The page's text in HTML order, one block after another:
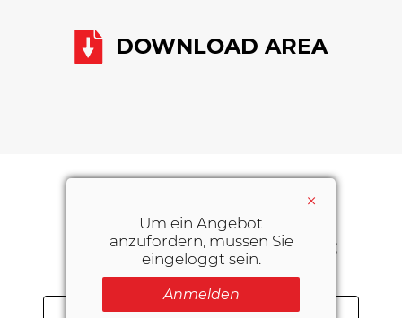
×
Um ein Angebot
anzufordern, müssen Sie
eingeloggt sein.
Anmelden
DOWNLOAD AREA
SIE KÖNNTEN AUCH
INTERESSIERT SEIN AN: